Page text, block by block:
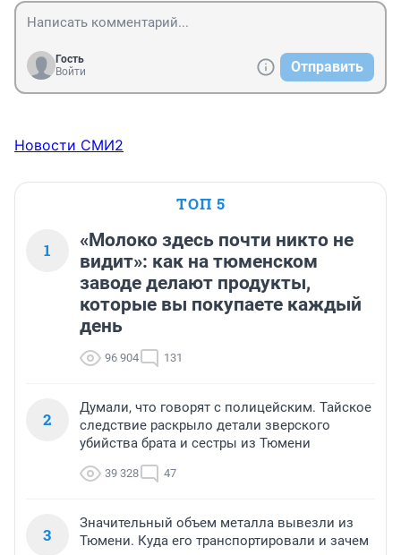
Гость
Войти
Отправить
Новости СМИ2
ТОП 5
1
«Молоко здесь почти никто не
видит»: как на тюменском
заводе делают продукты,
которые вы покупаете каждый
день
96 904 131
2
Думали, что говорят с полицейским. Тайское
следствие раскрыло детали зверского
убийства брата и сестры из Тюмени
39 328 47
3
Значительный объем металла вывезли из
Тюмени. Куда его транспортировали и зачем